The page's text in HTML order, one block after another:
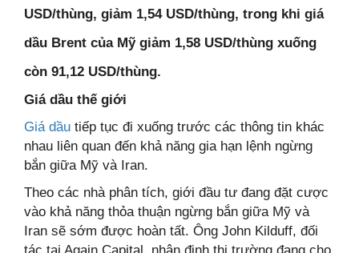
USD/thùng, giảm 1,54 USD/thùng, trong khi giá
dầu Brent của Mỹ giảm 1,58 USD/thùng xuống
còn 91,12 USD/thùng.
Giá dầu thế giới
Giá dầu tiếp tục đi xuống trước các thông tin khác
nhau liên quan đến khả năng gia hạn lệnh ngừng
bắn giữa Mỹ và Iran.
Theo các nhà phân tích, giới đầu tư đang đặt cược
vào khả năng thỏa thuận ngừng bắn giữa Mỹ và
Iran sẽ sớm được hoàn tất. Ông John Kilduff, đối